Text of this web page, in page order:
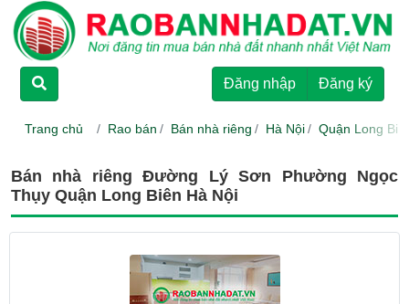
Đăng nhập Đăng ký
Trang chủ Rao bán Bán nhà riêng Hà Nội Quận Long
Bán nhà riêng Đường Lý Sơn Phường Ngọc
Thụy Quận Long Biên Hà Nội
TRANG CHỦ
CHO THUÊ
DỰ ÁN
HƯỚNG DẪN